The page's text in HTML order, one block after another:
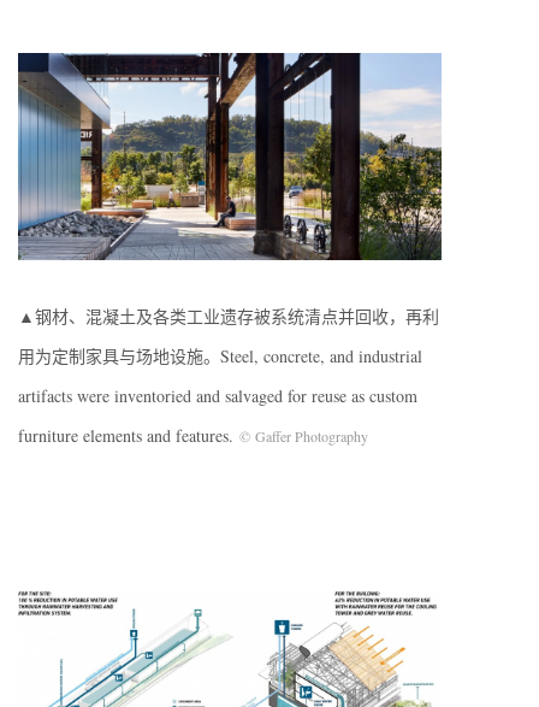
▲钢材、混凝土及各类工业遗存被系统清点并回收，再利
用为定制家具与场地设施。Steel, concrete, and industrial
artifacts were inventoried and salvaged for reuse as custom
furniture elements and features. © Gaffer Photography